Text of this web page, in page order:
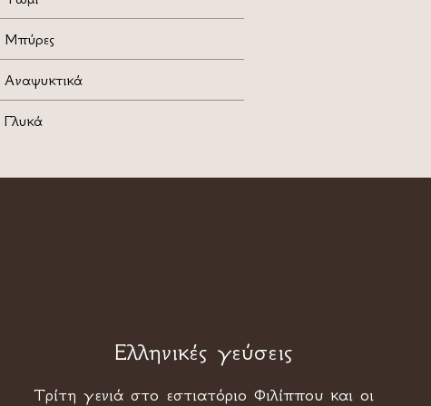
Μπύρες
Αναψυκτικά
Γλυκά
Ελληνικές γεύσεις
Τρίτη γενιά στο εστιατόριο Φιλίππου και οι